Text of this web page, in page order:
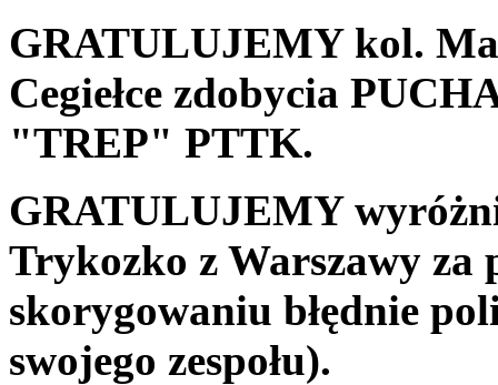
GRATULUJEMY kol.
Cegiełce zdobycia
"TREP" PTTK.
GRATULUJEMY
Trykozko z Warszawy za
skorygowaniu błędnie
swojego zespołu).